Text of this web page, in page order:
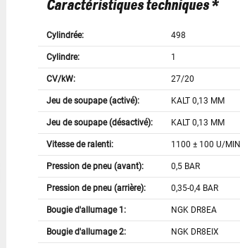
Caractéristiques techniques *
Cylindrée: 498
Cylindre: 1
CV/kW: 27/20
Jeu de soupape (activé): KALT 0,13 MM
Jeu de soupape (désactivé): KALT 0,13 MM
Vitesse de ralenti: 1100 ± 100 U/MIN
Pression de pneu (avant): 0,5 BAR
Pression de pneu (arrière): 0,35-0,4 BAR
Bougie d'allumage 1: NGK DR8EA
Bougie d'allumage 2: NGK DR8EIX